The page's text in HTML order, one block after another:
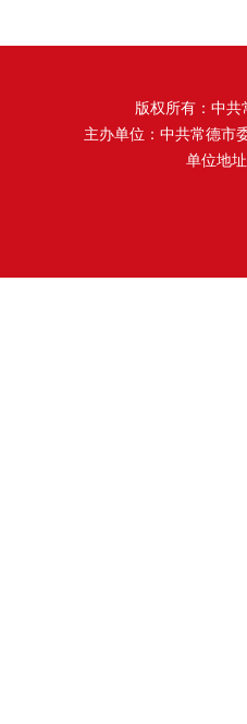
版权所有：中
主办单位：中共常德市
单位地